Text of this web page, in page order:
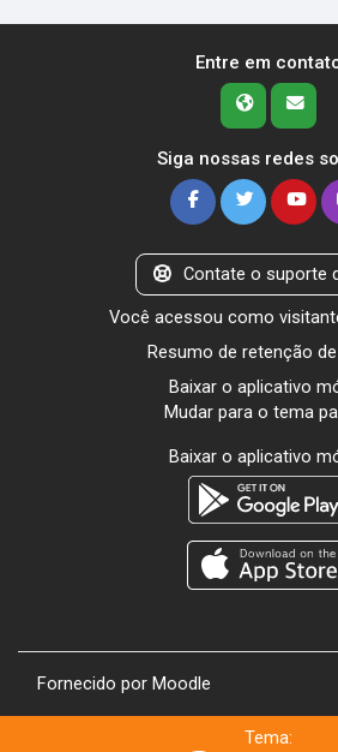
Entre em
Siga nossas redes
Contate o suporte
Você acessou como
Resumo de retenção
Baixar o aplicativo
Mudar para o tema
Baixar o aplicativo
Fornecido por Moodle
Tema: